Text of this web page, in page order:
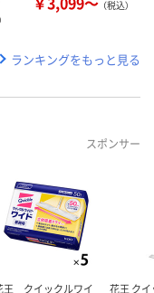
（税込）
ランキングをもっと見る
スポンサー
王 クイックルワイ
花王 ク